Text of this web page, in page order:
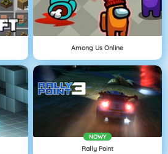
Among Us Online
NOWY
Rally Point